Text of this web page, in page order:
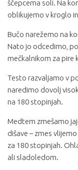
ščepcema soli. Na
oblikujemo v kroglo
Bučo narežemo na
Nato jo odcedimo,
mečkalnikom za pire
Testo razvaljamo v
naredimo dovolj
na 180 stopinjah.
Medtem zmešamo
dišave – zmes
za 180 stopinjah.
ali sladoledom.